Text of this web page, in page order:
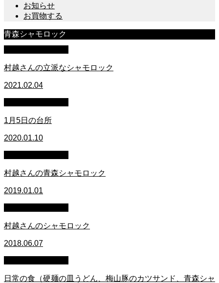
お知らせ
お買物する
青森シャモロック
村越さんの立派なシャモロック
2021.02.04
1月5日の台所
2020.01.10
村越さんの青森シャモロック
2019.01.01
村越さんのシャモロック
2018.06.07
日常の食（硬麺の皿うどん、梅山豚のカツサンド、青森シャ